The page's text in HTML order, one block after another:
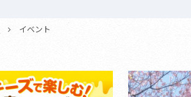
イベント